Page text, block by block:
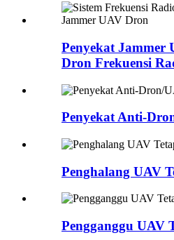
Penyekat Jammer
Dron Frekuensi
Penyekat Anti-
Penghalang UAV
Pengganggu UAV